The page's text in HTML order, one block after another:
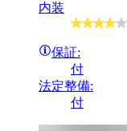
内装
保証:
付
法定整備:
付